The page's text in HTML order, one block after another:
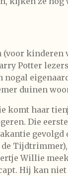
(voor kinderen
Potter
nogal
duinen
komt haar
Die
gevolgd
de
Willie
Hij kan niet